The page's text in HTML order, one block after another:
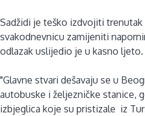
Sadžidi je teško izdvojiti
svakodnevnicu zamijeniti
odlazak uslijedio je u kasno ljeto.
"Glavne stvari dešavaju se u
autobuske i željezničke stanice,
izbjeglica koje su pristizale iz